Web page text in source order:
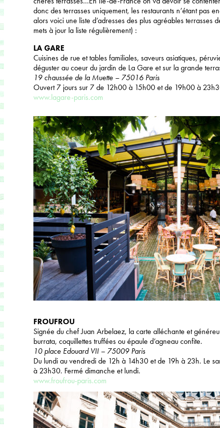
donc des terrasses uniquement, les restaurants n’étant pas
alors voici une liste d’adresses des plus agréables terrasses
mets à jour la liste régulièrement) :
LA GARE
Cuisines de rue et tables familiales, saveurs asiatiques,
déguster au coeur du jardin de La Gare et sur la grande
19 chaussée de la Muette – 75016 Paris
Ouvert 7 jours sur 7 de 12h00 à 15h00 et de 19h00 à
www.lagare-paris.com
FROUFROU
Signée du chef Juan Arbelaez, la carte alléchante et
burrata, coquillettes truffées ou épaule d’agneau confite.
10 place Edouard VII – 75009 Paris
Du lundi au vendredi de 12h à 14h30 et de 19h à 23h. Le
à 23h30. Fermé dimanche et lundi.
www.froufrou-paris.com